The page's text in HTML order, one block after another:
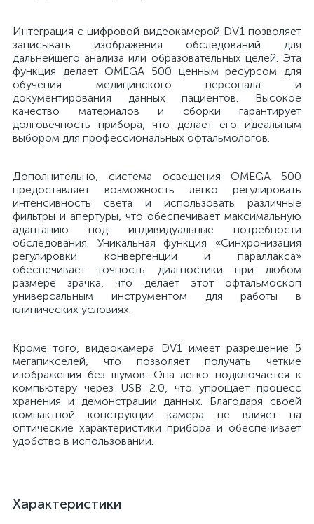
Интеграция с цифровой видеокамерой DV1 позволяет
записывать изображения обследований для
дальнейшего анализа или образовательных целей. Эта
функция делает OMEGA 500 ценным ресурсом для
обучения медицинского персонала и
документирования данных пациентов. Высокое
качество материалов и сборки гарантирует
долговечность прибора, что делает его идеальным
выбором для профессиональных офтальмологов.
Дополнительно, система освещения OMEGA 500
предоставляет возможность легко регулировать
интенсивность света и использовать различные
фильтры и апертуры, что обеспечивает максимальную
адаптацию под индивидуальные потребности
обследования. Уникальная функция «Синхронизация
регулировки конвергенции и параллакса»
обеспечивает точность диагностики при любом
размере зрачка, что делает этот офтальмоскоп
универсальным инструментом для работы в
клинических условиях.
Кроме того, видеокамера DV1 имеет разрешение 5
мегапикселей, что позволяет получать четкие
изображения без шумов. Она легко подключается к
компьютеру через USB 2.0, что упрощает процесс
хранения и демонстрации данных. Благодаря своей
компактной конструкции камера не влияет на
оптические характеристики прибора и обеспечивает
удобство в использовании.
Характеристики